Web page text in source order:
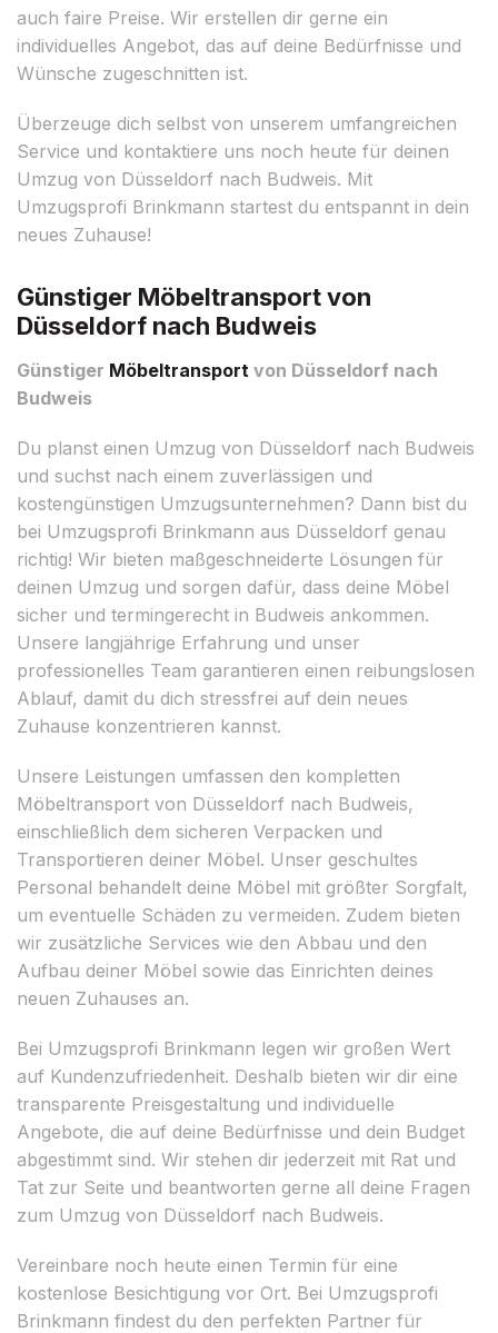
auch faire Preise. Wir erstellen dir gerne ein
individuelles Angebot, das auf deine Bedürfnisse und
Wünsche zugeschnitten ist.
Überzeuge dich selbst von unserem umfangreichen
Service und kontaktiere uns noch heute für deinen
Umzug von Düsseldorf nach Budweis. Mit
Umzugsprofi Brinkmann startest du entspannt in dein
neues Zuhause!
Günstiger Möbeltransport von
Düsseldorf nach Budweis
Günstiger Möbeltransport von Düsseldorf nach
Budweis
Du planst einen Umzug von Düsseldorf nach Budweis
und suchst nach einem zuverlässigen und
kostengünstigen Umzugsunternehmen? Dann bist du
bei Umzugsprofi Brinkmann aus Düsseldorf genau
richtig! Wir bieten maßgeschneiderte Lösungen für
deinen Umzug und sorgen dafür, dass deine Möbel
sicher und termingerecht in Budweis ankommen.
Unsere langjährige Erfahrung und unser
professionelles Team garantieren einen reibungslosen
Ablauf, damit du dich stressfrei auf dein neues
Zuhause konzentrieren kannst.
Unsere Leistungen umfassen den kompletten
Möbeltransport von Düsseldorf nach Budweis,
einschließlich dem sicheren Verpacken und
Transportieren deiner Möbel. Unser geschultes
Personal behandelt deine Möbel mit größter Sorgfalt,
um eventuelle Schäden zu vermeiden. Zudem bieten
wir zusätzliche Services wie den Abbau und den
Aufbau deiner Möbel sowie das Einrichten deines
neuen Zuhauses an.
Bei Umzugsprofi Brinkmann legen wir großen Wert
auf Kundenzufriedenheit. Deshalb bieten wir dir eine
transparente Preisgestaltung und individuelle
Angebote, die auf deine Bedürfnisse und dein Budget
abgestimmt sind. Wir stehen dir jederzeit mit Rat und
Tat zur Seite und beantworten gerne all deine Fragen
zum Umzug von Düsseldorf nach Budweis.
Vereinbare noch heute einen Termin für eine
kostenlose Besichtigung vor Ort. Bei Umzugsprofi
Brinkmann findest du den perfekten Partner für